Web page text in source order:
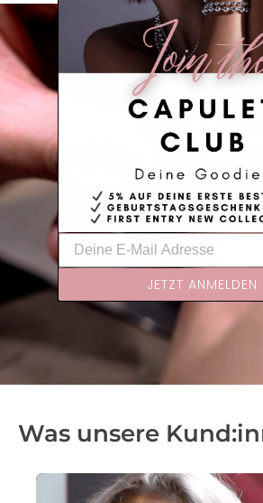
Jedes Stück ein
von Hand gefertigt in
Was unsere
JETZT ANMELDEN